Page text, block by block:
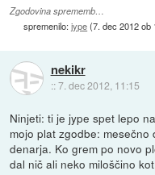
Zgodovina sprememb…
spremenilo:jype(7. dec 2012 ob
nekikr
::7. dec 2012, 11:15
Ninjeti: ti je jype spet lepo
mojo plat zgodbe:
denarja. Ko grem po novo
dal nič ali neko miloščino